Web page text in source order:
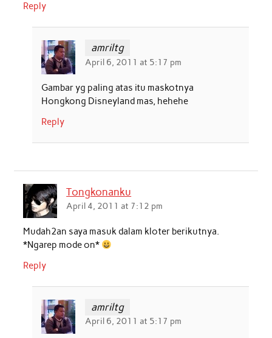
Reply
amriltg
April 6, 2011 at 5:17 pm
Gambar yg paling atas itu maskotnya
Hongkong Disneyland mas, hehehe
Reply
Tongkonanku
April 4, 2011 at 7:12 pm
Mudah2an saya masuk dalam kloter berikutnya.
*Ngarep mode on*
Reply
amriltg
April 6, 2011 at 5:17 pm